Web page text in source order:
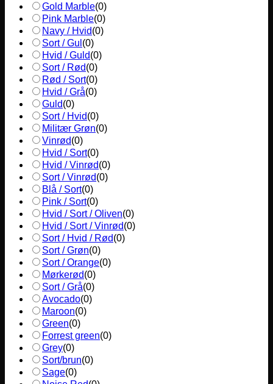
Gold Marble(0)
Pink Marble(0)
Navy / Hvid(0)
Sort / Gul (0)
Hvid / Guld(0)
Sort / Rød(0)
Rød / Sort(0)
Hvid / Grå(0)
Guld(0)
Sort / Hvid(0)
Militær Grøn(0)
Vinrød(0)
Hvid / Sort(0)
Hvid / Vinrød(0)
Sort / Vinrød(0)
Blå / Sort(0)
Pink / Sort(0)
Hvid / Sort / Oliven(0)
Hvid / Sort / Vinrød(0)
Sort / Hvid / Rød(0)
Sort / Grøn(0)
Sort / Orange(0)
Mørkerød(0)
Sort / Grå(0)
Avocado(0)
Maroon(0)
Green(0)
Forrest green(0)
Grey(0)
Sort/brun(0)
Sage(0)